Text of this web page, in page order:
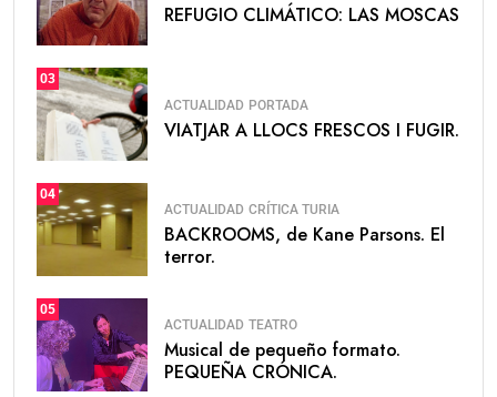
REFUGIO CLIMÁTICO: LAS MOSCAS
03
ACTUALIDAD PORTADA
VIATJAR A LLOCS FRESCOS I FUGIR.
04
ACTUALIDAD CRÍTICA TURIA
BACKROOMS, de Kane Parsons. El
terror.
05
ACTUALIDAD TEATRO
Musical de pequeño formato.
PEQUEÑA CRÓNICA.